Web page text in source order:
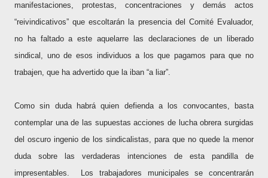
manifestaciones, protestas, concentraciones y demás actos
“reivindicativos” que escoltarán la presencia del Comité Evaluador,
no ha faltado a este aquelarre las declaraciones de un liberado
sindical, uno de esos individuos a los que pagamos para que no
trabajen, que ha advertido que la iban “a liar”.
Como sin duda habrá quien defienda a los convocantes, basta
contemplar una de las supuestas acciones de lucha obrera surgidas
del oscuro ingenio de los sindicalistas, para que no quede la menor
duda sobre las verdaderas intenciones de esta pandilla de
impresentables.
Los trabajadores municipales se concentrarán